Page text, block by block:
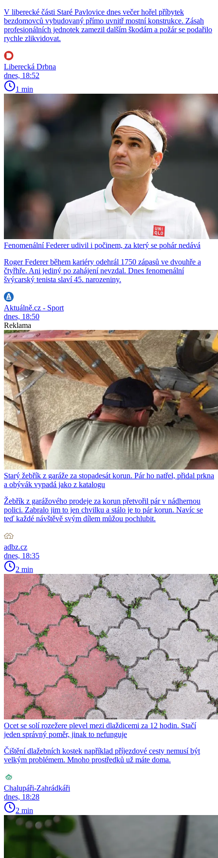
V liberecké části Staré Pavlovice dnes večer hořel příbytek
bezdomovců vybudovaný přímo uvnitř mostní konstrukce. Zásah
profesionálních jednotek zamezil dalším škodám a požár se podařilo
rychle zlikvidovat.
Liberecká Drbna
dnes, 18:52
1 min
Fenomenální Federer udivil i počinem, za který se pohár nedává
Roger Federer během kariéry odehrál 1750 zápasů ve dvouhře a
čtyřhře. Ani jediný po zahájení nevzdal. Dnes fenomenální
švýcarský tenista slaví 45. narozeniny.
Aktuálně.cz - Sport
dnes, 18:50
Reklama
Starý žebřík z garáže za stopadesát korun. Pár ho natřel, přidal prkna
a obývák vypadá jako z katalogu
Žebřík z garážového prodeje za korun přetvořil pár v nádhernou
polici. Zabralo jim to jen chvilku a stálo je to pár korun. Navíc se
teď každé návštěvě svým dílem můžou pochlubit.
adbz.cz
dnes, 18:35
2 min
Ocet se solí rozežere plevel mezi dlaždicemi za 12 hodin. Stačí
jeden správný poměr, jinak to nefunguje
Čištění dlažebních kostek například příjezdové cesty nemusí být
velkým problémem. Mnoho prostředků už máte doma.
Chalupáři-Zahrádkáři
dnes, 18:28
2 min